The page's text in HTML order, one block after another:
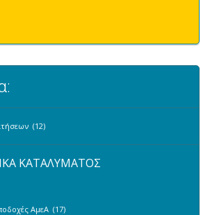
(12)
ΚΑΤΑΛΥΜΑΤΟΣ
ΑμεΑ (17)